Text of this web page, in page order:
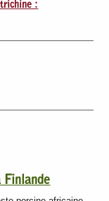
:
Finlande